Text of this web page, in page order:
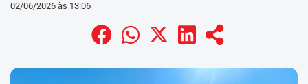
02/06/2026 às 13:06